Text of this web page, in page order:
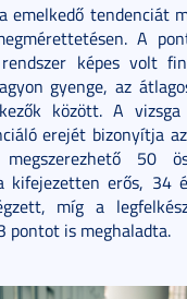
emelkedő tendenciát
A
képes volt
gyenge, az
között. A
erejét bizonyítja
50
kifejezetten erős, 34
míg a
pontot is meghaladta.